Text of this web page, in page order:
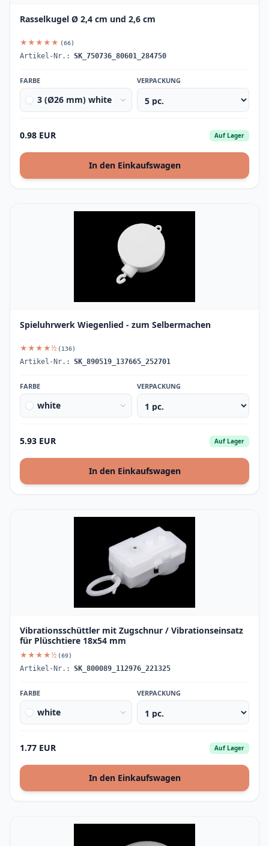
Rasselkugel Ø 2,4 cm und 2,6 cm
★★★★★ (66)
Artikel-Nr.: SK_750736_80601_284750
FARBE
3 (Ø26 mm) white
VERPACKUNG
0.98 EUR Auf Lager
In den Einkaufswagen
Spieluhrwerk Wiegenlied - zum Selbermachen
★★★★½ (136)
Artikel-Nr.: SK_890519_137665_252701
FARBE
white
VERPACKUNG
5.93 EUR Auf Lager
In den Einkaufswagen
Vibrationsschüttler mit Zugschnur / Vibrationseinsatz
für Plüschtiere 18x54 mm
★★★★½ (69)
Artikel-Nr.: SK_800089_112976_221325
FARBE
white
VERPACKUNG
1.77 EUR Auf Lager
In den Einkaufswagen